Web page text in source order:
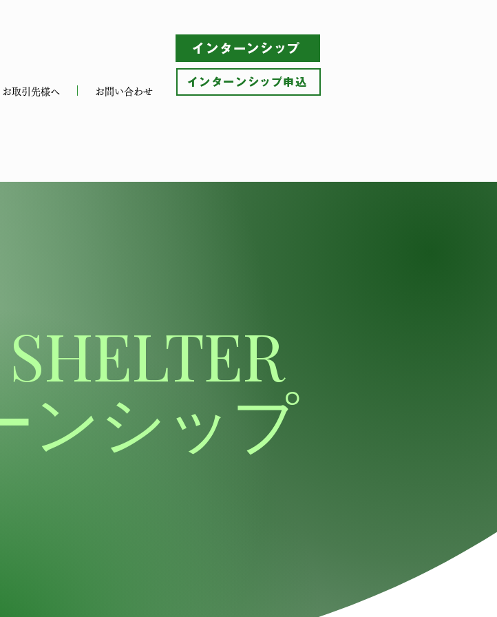
お取引先様へ お問い合わせ
インターンシップ
インターンシップ申込
ンシップ